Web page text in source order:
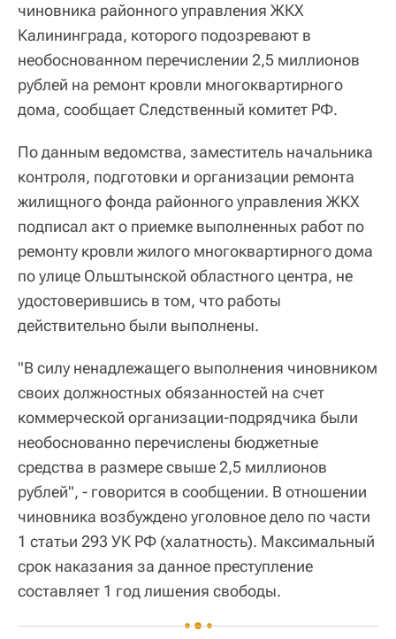
чиновника районного управления ЖКХ
Калининграда, которого подозревают в
необоснованном перечислении 2,5 миллионов
рублей на ремонт кровли многоквартирного
дома, сообщает Следственный комитет РФ.
По данным ведомства, заместитель начальника
контроля, подготовки и организации ремонта
жилищного фонда районного управления ЖКХ
подписал акт о приемке выполненных работ по
ремонту кровли жилого многоквартирного дома
по улице Ольштынской областного центра, не
удостоверившись в том, что работы
действительно были выполнены.
"В силу ненадлежащего выполнения чиновником
своих должностных обязанностей на счет
коммерческой организации-подрядчика были
необоснованно перечислены бюджетные
средства в размере свыше 2,5 миллионов
рублей", - говорится в сообщении. В отношении
чиновника возбуждено уголовное дело по части
1 статьи 293 УК РФ (халатность). Максимальный
срок наказания за данное преступление
составляет 1 год лишения свободы.